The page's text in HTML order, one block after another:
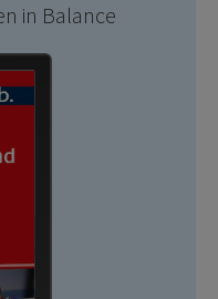
in Balance